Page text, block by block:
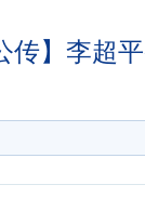
传】李超